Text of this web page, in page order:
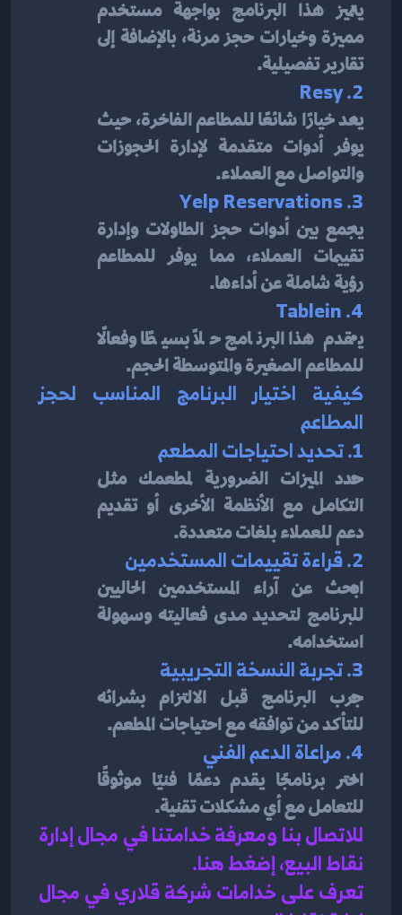
تقارير تفصيلية.
2. Resy
والتواصل مع العملاء.
3. Yelp Reservations
رؤية شاملة عن أداءها.
4. Tablein
يقدم هذا البرنامج حلاً بسيطًا وفعالًا
للمطاعم الصغيرة والمتوسطة الحجم.
كيفية اختيار البرنامج المناسب لحجز
المطاعم
1. تحديد احتياجات المطعم
دعم للعملاء بلغات متعددة.
2. قراءة تقييمات المستخدمين
للبرنامج لتحديد مدى فعاليته وسهولة
استخدامه.
3. تجربة النسخة التجريبية
جرب البرنامج قبل الالتزام بشرائه
للتأكد من توافقه مع احتياجات المطعم.
4. مراعاة الدعم الفني
للتعامل مع أي مشكلات تقنية.
نقاط البيع، إضغط هنا.